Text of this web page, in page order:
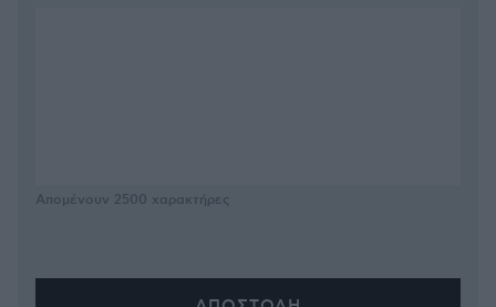
Απομένουν 2500 χαρακτήρες